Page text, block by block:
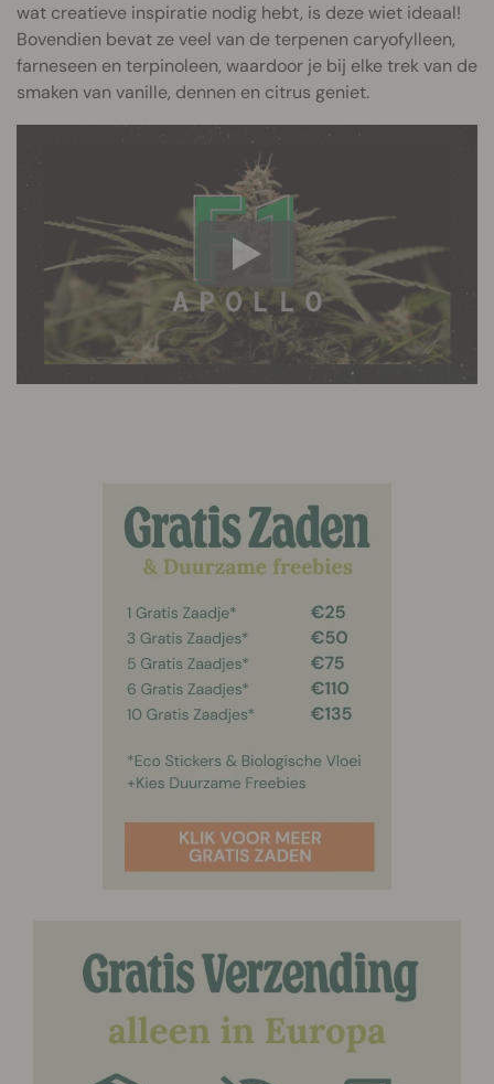
wat creatieve inspiratie nodig hebt, is deze wiet ideaal!
Bovendien bevat ze veel van de terpenen caryofylleen,
farneseen en terpinoleen, waardoor je bij elke trek van de
smaken van vanille, dennen en citrus geniet.